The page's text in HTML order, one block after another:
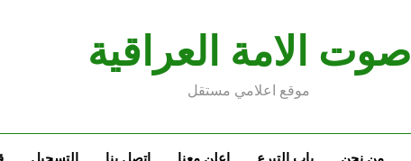
صوت الامة العراقية
موقع اعلامي مستقل